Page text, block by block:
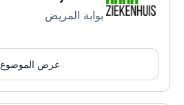
بوابة المريض
عرض الموضوع